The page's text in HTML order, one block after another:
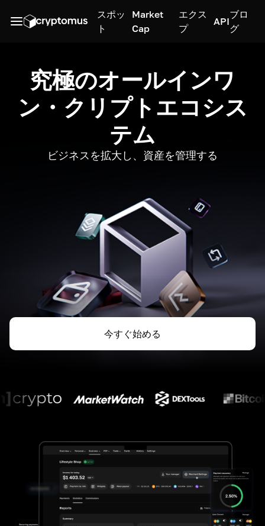
スポッ
ト
Market
Cap
エクス
プ
API
ブロ
グ
究極のオールインワ
ン・クリプトエコシス
テム
ビジネスを拡大し、資産を管理する
今すぐ始める